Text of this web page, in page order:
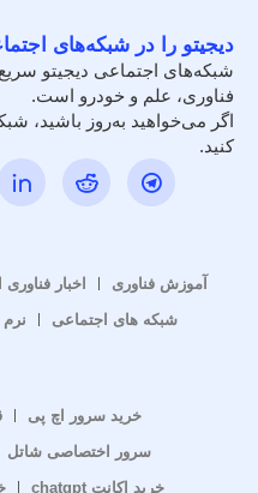
دیجیتو را در شبکه‌های
شبکه‌های اجتماعی دیجیتو
فناوری، علم و خودرو است.
اگر می‌خواهید به‌روز باشید،
کنید.
آموزش فناوری اخبار فناوری
شبکه های اجتماعی
نرم
خرید سرور اچ پی
سرور اختصاصی شاتل
خرید اکانت chatgpt